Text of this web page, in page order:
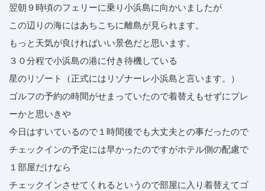
翌朝９時頃のフェリーに乗り小浜島に向かいましたが
この辺りの海にはあちこちに離島が見られます。
もっと天気が良ければいい景色だと思います。
３０分程で小浜島の港に付き待機している
星のリゾート（正式にはリゾナーレ小浜島と言います。）
ゴルフの予約の時間がせまっていたので着替えもせずにプレ
ーかと思いきや
今日はすいているので１時間後でも大丈夫との事だったので
チェックインの予定には早かったのですがホテル側の配慮で
１部屋だけなら
チェックインさせてくれるというので部屋に入り着替えてゴ